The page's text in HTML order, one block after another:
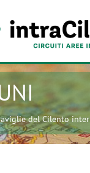
del Cilento